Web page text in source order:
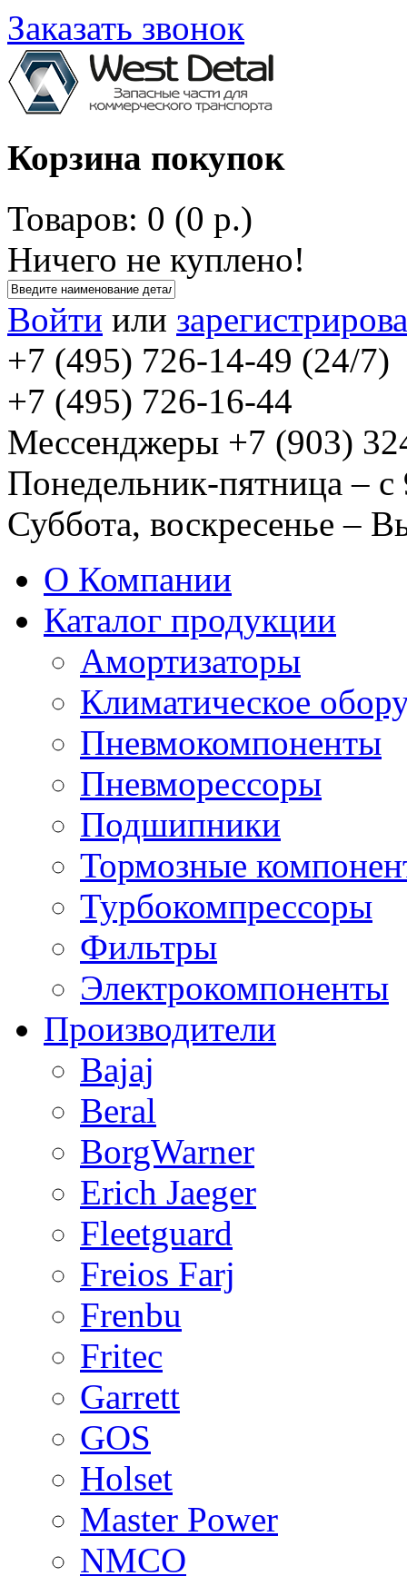
Заказать звонок
Корзина покупок
Товаров: 0 (0 р.)
Ничего не куплено!
Войти или
+7 (495) 726-14-49 (24/7)
+7 (495) 726-16-44
Мессенджеры +7 (903)
Понедельник-пятница –
Суббота, воскресенье –
О Компании
Каталог продукции
Амортизаторы
Климатическое
Пневмокомпоненты
Пневморессоры
Подшипники
Тормозные
Турбокомпрессоры
Фильтры
Электрокомпоненты
Производители
Bajaj
Beral
BorgWarner
Erich Jaeger
Fleetguard
Freios Farj
Frenbu
Fritec
Garrett
GOS
Holset
Master Power
NMCO